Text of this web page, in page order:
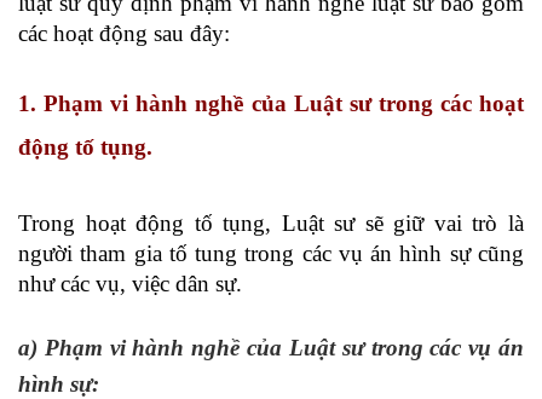
các hoạt động sau đây:
1. Phạm vi hành nghề của Luật sư trong các hoạt
động tố tụng.
Trong hoạt động tố tụng, Luật sư sẽ giữ vai trò là
người tham gia tố tung trong các vụ án hình sự cũng
như các vụ, việc dân sự.
a) Phạm vi hành nghề của Luật sư trong các vụ án
hình sự: